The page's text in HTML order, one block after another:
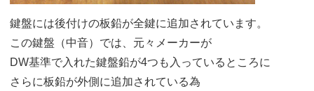
鍵盤には後付けの板鉛が全鍵に追加されています。
この鍵盤（中音）では、元々メーカーが
DW基準で入れた鍵盤鉛が4つも入っているところに
さらに板鉛が外側に追加されている為